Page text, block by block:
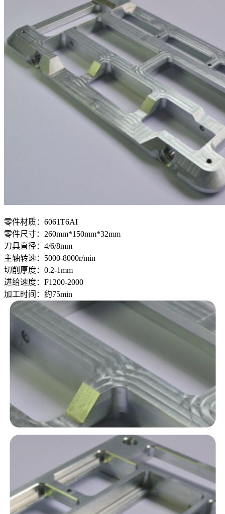
零件材质：6061T6AI
零件尺寸：260mm*150mm*32mm
刀具直径：4/6/8mm
主轴转速：5000-8000r/min
切削厚度：0.2-1mm
进给速度：F1200-2000
加工时间：约75min